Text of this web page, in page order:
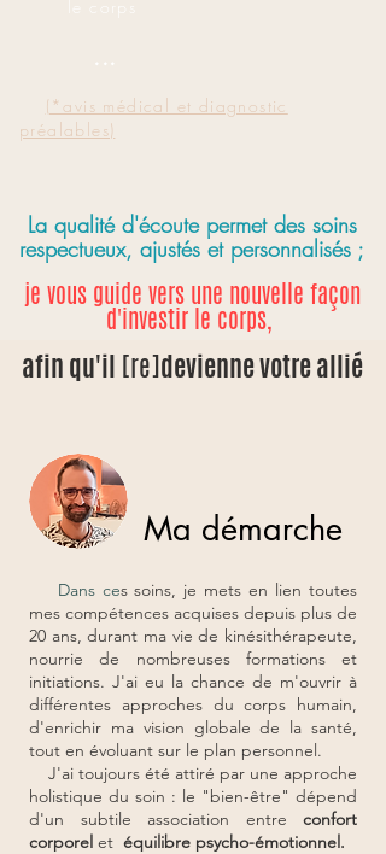
le corps
...​
(*avis médical et diagnostic
préalables)
La qualité d'écoute permet des soins
respectueux, ajustés et personnalisés ;
je vous guide vers une nouvelle façon
d'investir le corps,
afin qu'il [re]devienne votre allié
Ma démarche
Dans ces soins, je mets en lien toutes
mes compétences acquises depuis plus de
20 ans, durant ma vie de kinésithérapeute,
nourrie de nombreuses formations et
initiations. J'ai eu la chance de m'ouvrir à
différentes approches du corps humain,
d'enrichir ma vision globale de la santé,
tout en évoluant sur le plan personnel.
J'ai toujours été attiré par une approche
holistique du soin : le "bien-être" dépend
d'un subtile association entre confort
corporel et équilibre psycho-émotionnel.